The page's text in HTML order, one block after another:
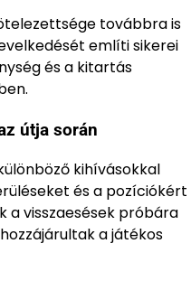
továbbra is
említi sikerei
és a kitartás
útja során
kihívásokkal
és a pozíciókért
a visszaesések próbára
a játékos